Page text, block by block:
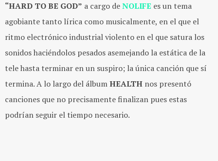
“HARD TO BE GOD” a cargo deNOLIFE es un tema
agobiante tanto lírica como musicalmente, en el que el
ritmo electrónico industrial violento en el que satura los
sonidos haciéndolos pesados asemejando la estática de la
tele hasta terminar en un suspiro; la única canción que sí
termina. A lo largo del álbumHEALTH nos presentó
canciones que no precisamente finalizan pues estas
podrían seguir el tiempo necesario.